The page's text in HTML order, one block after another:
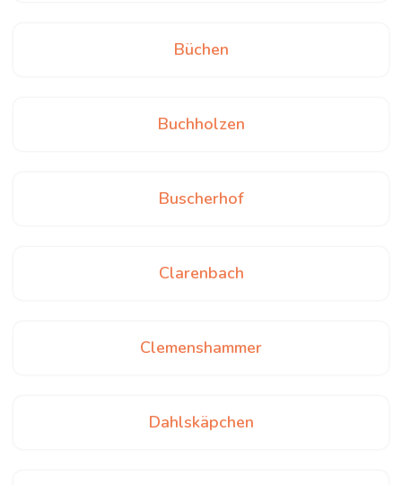
Büchen
Buchholzen
Buscherhof
Clarenbach
Clemenshammer
Dahlskäpchen